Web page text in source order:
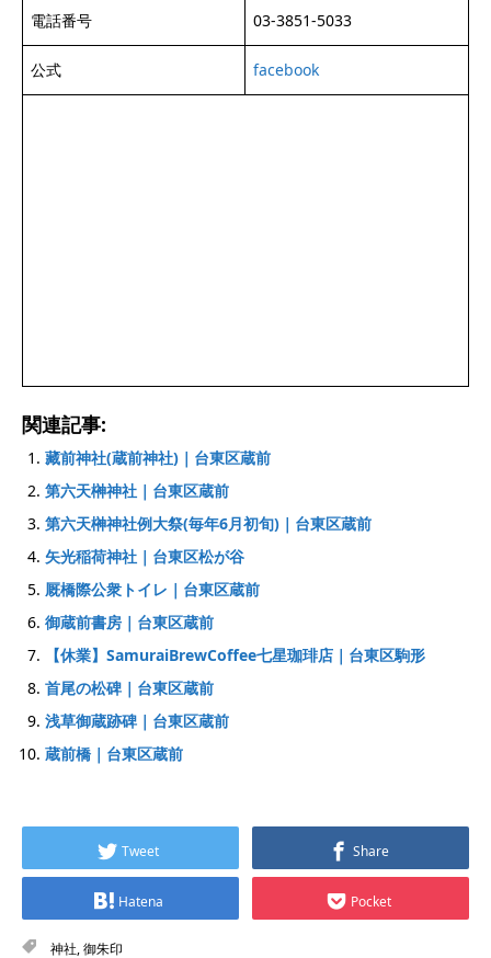
電話番号 03-3851-5033
公式 facebook
関連記事:
藏前神社(蔵前神社)｜台東区蔵前
第六天榊神社｜台東区蔵前
第六天榊神社例大祭(毎年6月初旬)｜台東区蔵前
矢光稲荷神社｜台東区松が谷
厩橋際公衆トイレ｜台東区蔵前
御蔵前書房｜台東区蔵前
【休業】SamuraiBrewCoffee七星珈琲店｜台東区駒形
首尾の松碑｜台東区蔵前
浅草御蔵跡碑｜台東区蔵前
蔵前橋｜台東区蔵前
Tweet Share
Hatena Pocket
神社,御朱印